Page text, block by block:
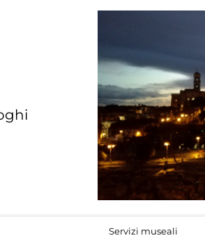
Servizi museali